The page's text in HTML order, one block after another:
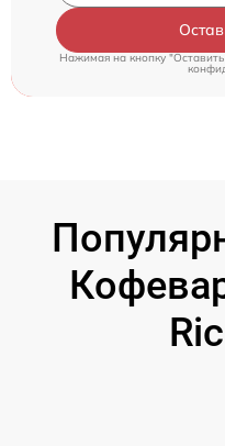
Нажимая на кнопку